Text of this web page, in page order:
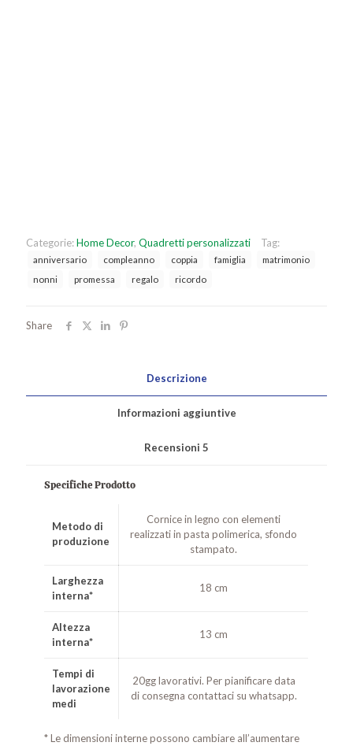
Categorie:Home Decor, Quadretti personalizzati Tag:
anniversario compleanno coppia famiglia
matrimonio
nonni
promessa regalo ricordo
Share
Descrizione
Informazioni aggiuntive
Recensioni 5
Specifiche Prodotto
Metodo di
produzione
Cornice in legno con elementi
realizzati in pasta polimerica, sfondo
stampato.
Larghezza
interna*
18 cm
Altezza
interna*
13 cm
Tempi di
lavorazione
medi
20gg lavorativi. Per pianificare data
di consegna contattaci su whatsapp.
* Le dimensioni interne possono cambiare all’aumentare